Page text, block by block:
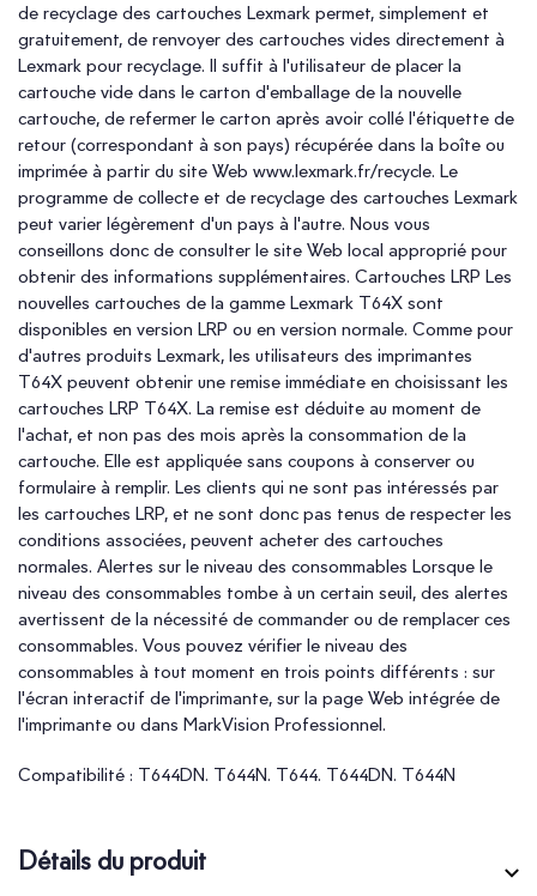
de recyclage des cartouches Lexmark permet, simplement et
gratuitement, de renvoyer des cartouches vides directement à
Lexmark pour recyclage. Il suffit à l'utilisateur de placer la
cartouche vide dans le carton d'emballage de la nouvelle
cartouche, de refermer le carton après avoir collé l'étiquette de
retour (correspondant à son pays) récupérée dans la boîte ou
imprimée à partir du site Web www.lexmark.fr/recycle. Le
programme de collecte et de recyclage des cartouches Lexmark
peut varier légèrement d'un pays à l'autre. Nous vous
conseillons donc de consulter le site Web local approprié pour
obtenir des informations supplémentaires. Cartouches LRP Les
nouvelles cartouches de la gamme Lexmark T64X sont
disponibles en version LRP ou en version normale. Comme pour
d'autres produits Lexmark, les utilisateurs des imprimantes
T64X peuvent obtenir une remise immédiate en choisissant les
cartouches LRP T64X. La remise est déduite au moment de
l'achat, et non pas des mois après la consommation de la
cartouche. Elle est appliquée sans coupons à conserver ou
formulaire à remplir. Les clients qui ne sont pas intéressés par
les cartouches LRP, et ne sont donc pas tenus de respecter les
conditions associées, peuvent acheter des cartouches
normales. Alertes sur le niveau des consommables Lorsque le
niveau des consommables tombe à un certain seuil, des alertes
avertissent de la nécessité de commander ou de remplacer ces
consommables. Vous pouvez vérifier le niveau des
consommables à tout moment en trois points différents : sur
l'écran interactif de l'imprimante, sur la page Web intégrée de
l'imprimante ou dans MarkVision Professionnel.
Compatibilité : T644DN. T644N. T644. T644DN. T644N
Détails du produit